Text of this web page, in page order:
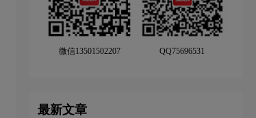
微信13501502207 QQ75696531
最新文章